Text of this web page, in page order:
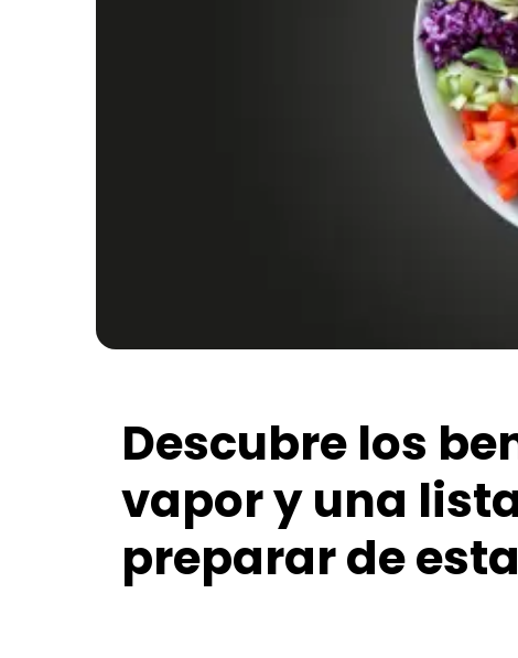
Descubre los
vapor y una
preparar de